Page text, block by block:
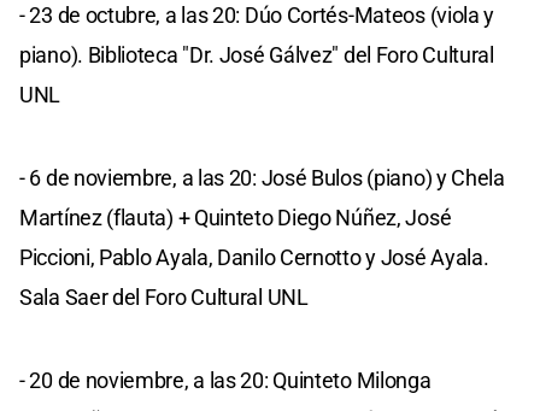
- 23 de octubre, a las 20: Dúo Cortés-Mateos (viola y
piano). Biblioteca "Dr. José Gálvez" del Foro Cultural
UNL
- 6 de noviembre, a las 20: José Bulos (piano) y Chela
Martínez (flauta) + Quinteto Diego Núñez, José
Piccioni, Pablo Ayala, Danilo Cernotto y José Ayala.
Sala Saer del Foro Cultural UNL
- 20 de noviembre, a las 20: Quinteto Milonga